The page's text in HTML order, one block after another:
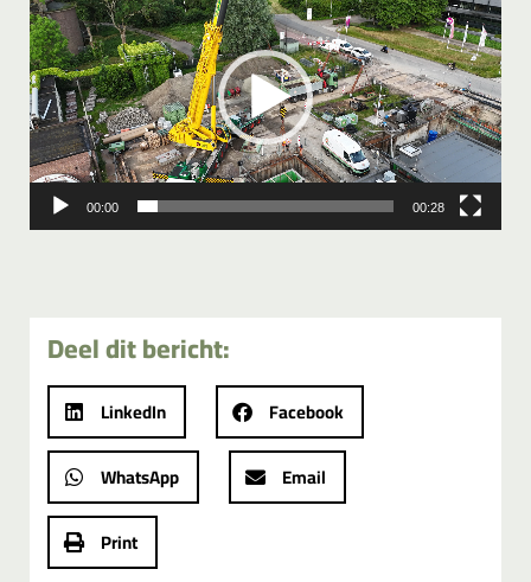
00:00 00:28
Deel dit bericht:
LinkedIn
Facebook
WhatsApp
Email
Print